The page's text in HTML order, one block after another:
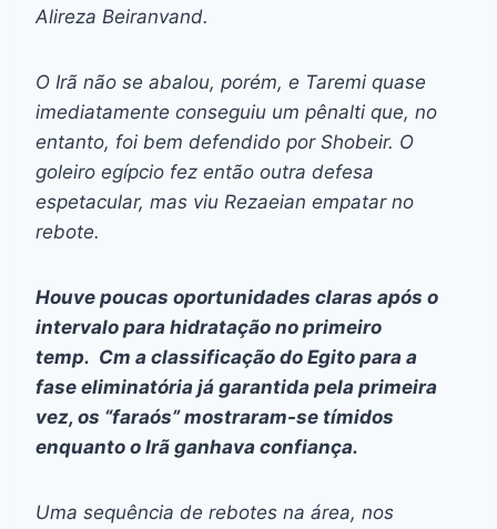
Alireza Beiranvand.
O Irã não se abalou, porém, e Taremi quase
imediatamente conseguiu um pênalti que, no
entanto, foi bem defendido por Shobeir. O
goleiro egípcio fez então outra defesa
espetacular, mas viu Rezaeian empatar no
rebote.
Houve poucas oportunidades claras após o
intervalo para hidratação no primeiro
temp. Cm a classificação do Egito para a
fase eliminatória já garantida pela primeira
vez, os “faraós” mostraram-se tímidos
enquanto o Irã ganhava confiança.
Uma sequência de rebotes na área, nos